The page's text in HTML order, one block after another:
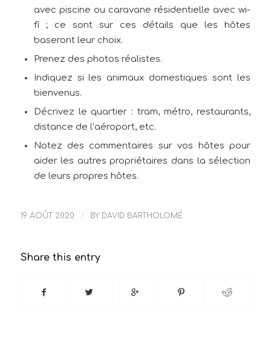
avec piscine ou caravane résidentielle avec wi-
fi ; ce sont sur ces détails que les hôtes
baseront leur choix.
Prenez des photos réalistes.
Indiquez si les animaux domestiques sont les
bienvenus.
Décrivez le quartier : tram, métro, restaurants,
distance de l’aéroport, etc.
Notez des commentaires sur vos hôtes pour
aider les autres propriétaires dans la sélection
de leurs propres hôtes.
19 AOÛT 2020 / BY DAVID BARTHOLOMÉ
Share this entry